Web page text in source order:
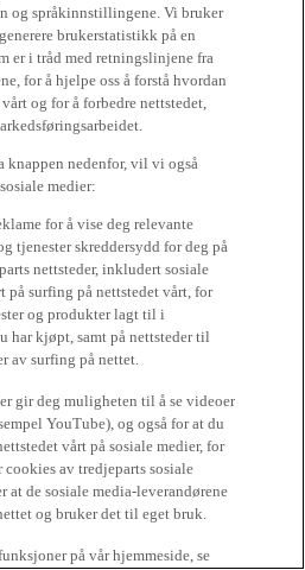
og språkinnstillingene. Vi bruker
brukerstatistikk på en
er i tråd med retningslinjene fra
for å hjelpe oss å forstå hvordan
og for å forbedre nettstedet,
nedenfor, vil vi også
medier:
for å vise deg relevante
tjenester skreddersydd for deg på
nettsteder, inkludert sosiale
på surfing på nettstedet vårt, for
og produkter lagt til i
har kjøpt, samt på nettsteder til
av surfing på nettet.
gir deg muligheten til å se videoer
YouTube), og også for at du
vårt på sosiale medier, for
cookies av tredjeparts sosiale
at de sosiale media-leverandørene
og bruker det til eget bruk.
på vår hjemmeside, se